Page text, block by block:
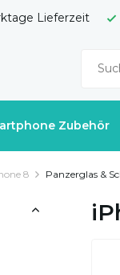
Lieferzeit
Zubehör
8 Panzerglas &